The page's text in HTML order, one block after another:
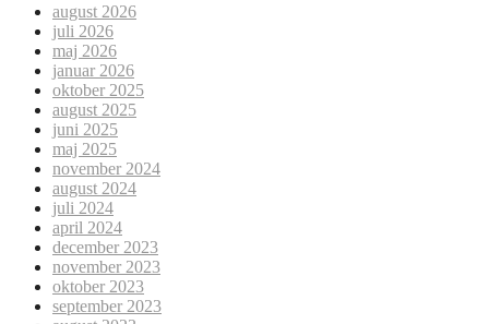
august 2026
juli 2026
maj 2026
januar 2026
oktober 2025
august 2025
juni 2025
maj 2025
november 2024
august 2024
juli 2024
april 2024
december 2023
november 2023
oktober 2023
september 2023